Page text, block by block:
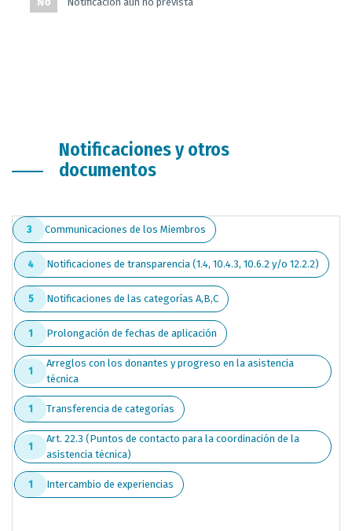
Notificaciones y otros
documentos
3 Communicaciones de los Miembros
4 Notificaciones de transparencia (1.4, 10.4.3, 10.6.2 y/o 12.2.2)
5 Notificaciones de las categorías A,B,C
1 Prolongación de fechas de aplicación
1
Arreglos con los donantes y progreso en la asistencia
técnica
1 Transferencia de categorías
1
Art. 22.3 (Puntos de contacto para la coordinación de la
asistencia técnica)
1 Intercambio de experiencias